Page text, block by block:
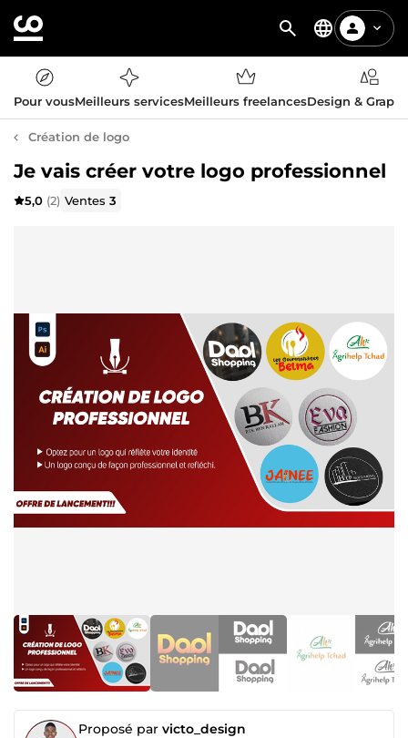
Pour vousMeilleurs servicesMeilleurs freelancesDesign &
Création de logo
Je vais créer votre logo professionnel
5,0 (2) Ventes3
Proposé par victo_design